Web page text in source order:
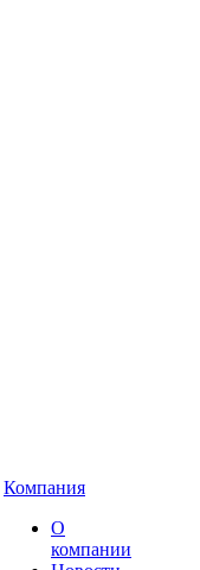
Компания
О
компании